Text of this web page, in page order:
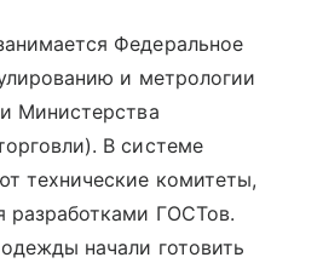
Федеральное
и метрологии
Министерства
В системе
технические комитеты,
разработками ГОСТов.
начали готовить